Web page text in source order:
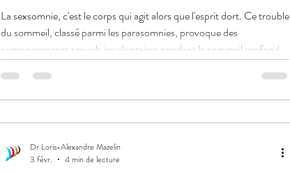
La sexsomnie, c'est le corps qui agit alors que l'esprit dort. Ce trouble
du sommeil, classé parmi les parasomnies, provoque des
comportements sexuels involontaires pendant le sommeil profond.
Diagnostic, cadre légal après la loi de 2025 sur le consentement, et
prise en charge.
Dr Loris-Alexandre Mazelin
3 févr.
4 min de lecture